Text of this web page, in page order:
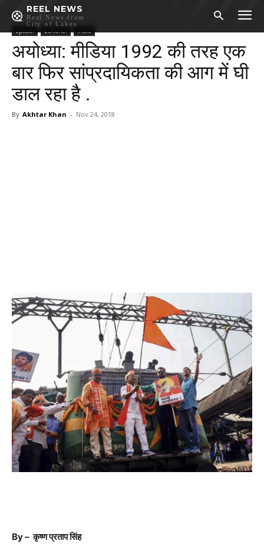
REEL NEWS
Real News from
City of Lakes
Special Editorial India
अयोध्या: मीडिया 1992 की तरह एक
बार फिर सांप्रदायिकता की आग में घी
डाल रहा है .
By Akhtar Khan - Nov 24, 2018
By –कृष्ण प्रताप सिंह